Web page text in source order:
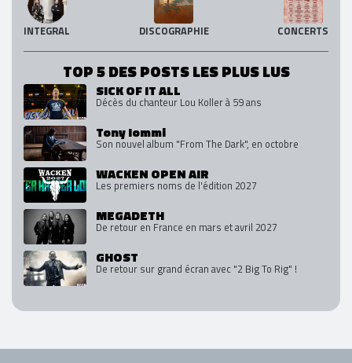
INTEGRAL DISCOGRAPHIE CONCERTS
TOP 5 DES POSTS LES PLUS LUS
SICK OF IT ALL
Décès du chanteur Lou Koller à 59 ans
Tony Iommi
Son nouvel album "From The Dark", en octobre
WACKEN OPEN AIR
Les premiers noms de l'édition 2027
MEGADETH
De retour en France en mars et avril 2027
GHOST
De retour sur grand écran avec "2 Big To Rig" !